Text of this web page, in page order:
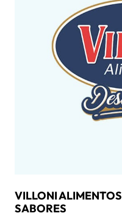
VILLONI
SABORES